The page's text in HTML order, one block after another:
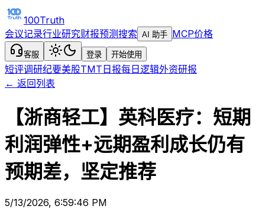
100Truth
会议记录行业研究财报预测搜索 AI 助手 MCP价格
客服 登录 开始使用
短评调研纪要美股TMT日报每日逻辑外资研报
← 返回列表
【浙商轻工】英科医疗：短期
利润弹性+远期盈利成长仍有
预期差，坚定推荐
5/13/2026, 6:59:46 PM